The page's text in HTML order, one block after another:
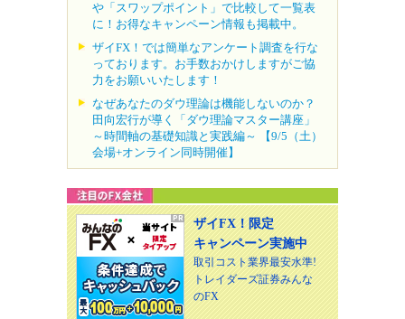
や「スワップポイント」で比較して一覧表
に！お得なキャンペーン情報も掲載中。
ザイFX！では簡単なアンケート調査を行な
っております。お手数おかけしますがご協
力をお願いいたします！
なぜあなたのダウ理論は機能しないのか？
田向宏行が導く「ダウ理論マスター講座」
～時間軸の基礎知識と実践編～ 【9/5（土）
会場+オンライン同時開催】
ザイFX！限定
キャンペーン実施中
取引コスト業界最安水準!
トレイダーズ証券みんな
のFX